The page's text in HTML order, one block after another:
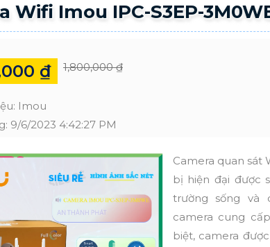
Wifi Imou IPC-S3EP-
₫ 1,800,000 ₫
Imou
9/6/2023 4:42:27 PM
Camera quan sát
bị hiện đại được
trường sống và
camera cung
biệt, camera